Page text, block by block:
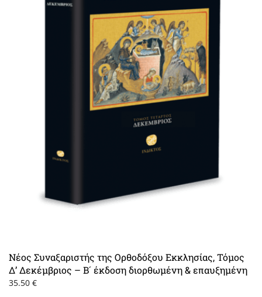
Νέος Συναξαριστής της Ορθοδόξου Εκκλησίας, Τόμος
Δ’ Δεκέμβριος – Β´ έκδοση διορθωμένη & επαυξημένη
35.50 €